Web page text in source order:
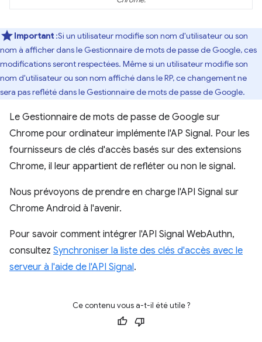
Important :Si un utilisateur modifie son nom d'utilisateur ou son
nom à afficher dans le Gestionnaire de mots de passe de Google, ces
modifications seront respectées. Même si un utilisateur modifie son
nom d'utilisateur ou son nom affiché dans le RP, ce changement ne
sera pas reflété dans le Gestionnaire de mots de passe de Google.
Le Gestionnaire de mots de passe de Google sur
Chrome pour ordinateur implémente l'AP Signal. Pour les
fournisseurs de clés d'accès basés sur des extensions
Chrome, il leur appartient de refléter ou non le signal.
Nous prévoyons de prendre en charge l'API Signal sur
Chrome Android à l'avenir.
Pour savoir comment intégrer l'API Signal WebAuthn,
consultez Synchroniser la liste des clés d'accès avec le
serveur à l'aide de l'API Signal.
Ce contenu vous a-t-il été utile ?